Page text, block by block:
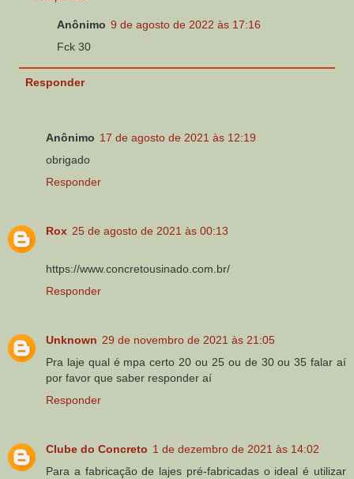
Anônimo 9 de agosto de 2022 às 17:16
Fck 30
Responder
Anônimo 17 de agosto de 2021 às 12:19
obrigado
Responder
Rox 25 de agosto de 2021 às 00:13
https://www.concretousinado.com.br/
Responder
Unknown 29 de novembro de 2021 às 21:05
Pra laje qual é mpa certo 20 ou 25 ou de 30 ou 35 falar aí
por favor que saber responder aí
Responder
Clube do Concreto 1 de dezembro de 2021 às 14:02
Para a fabricação de lajes pré-fabricadas o ideal é utilizar